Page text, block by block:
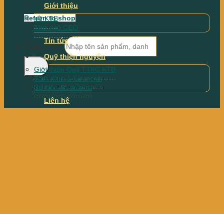
Return to shop
Search for:
Giới thiệu
Về KTB
Thư ngõ CEO
Tin tức
Quỹ thiện nguyện
Giới thiệu Quỹ TTKC KTB
Tầm nhìn & Sứ mệnh
Sự kiện đã diễn ra
Liên hệ